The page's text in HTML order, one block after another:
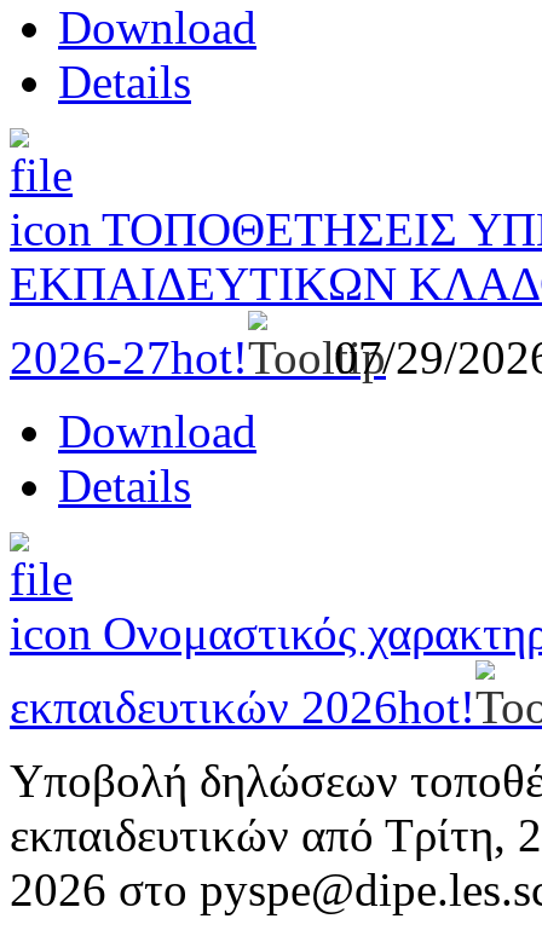
Download
Details
ΤΟΠΟΘΕΤΗΣΕΙΣ
ΕΚΠΑΙΔΕΥΤΙΚΩΝ
2026-27hot!
07/29/
Download
Details
Ονομαστικός
εκπαιδευτικών 2026hot!
Υποβολή δηλώσεων
εκπαιδευτικών από
2026 στο